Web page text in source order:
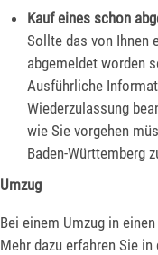
Kauf eines schon
Sollte das von Ihnen
abgemeldet worden
Ausführliche
Wiederzulassung
wie Sie vorgehen
Baden-Württemberg
Umzug
Bei einem Umzug in
Mehr dazu erfahren Sie